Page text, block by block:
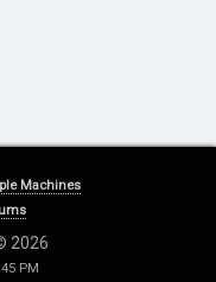
Machines
2026
PM